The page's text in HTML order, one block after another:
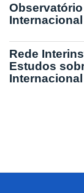
Internacional
Rede
Estudos
Internacional